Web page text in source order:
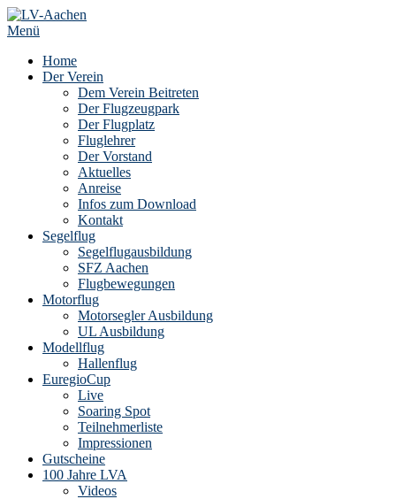
Zum
Inhalt
Menü
Home
Der Verein
Dem Verein Beitreten
Der Flugzeugpark
Der Flugplatz
Fluglehrer
Der Vorstand
Aktuelles
Anreise
Infos zum Download
Kontakt
Segelflug
Segelflugausbildung
SFZ Aachen
Flugbewegungen
Motorflug
Motorsegler Ausbildung
UL Ausbildung
Modellflug
Hallenflug
EuregioCup
Live
Soaring Spot
Teilnehmerliste
Impressionen
Gutscheine
100 Jahre LVA
Videos